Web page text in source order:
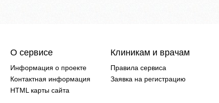
О сервисе
Информация о проекте
Контактная информация
HTML карты сайта
Клиникам и врачам
Правила сервиса
Заявка на регистрацию